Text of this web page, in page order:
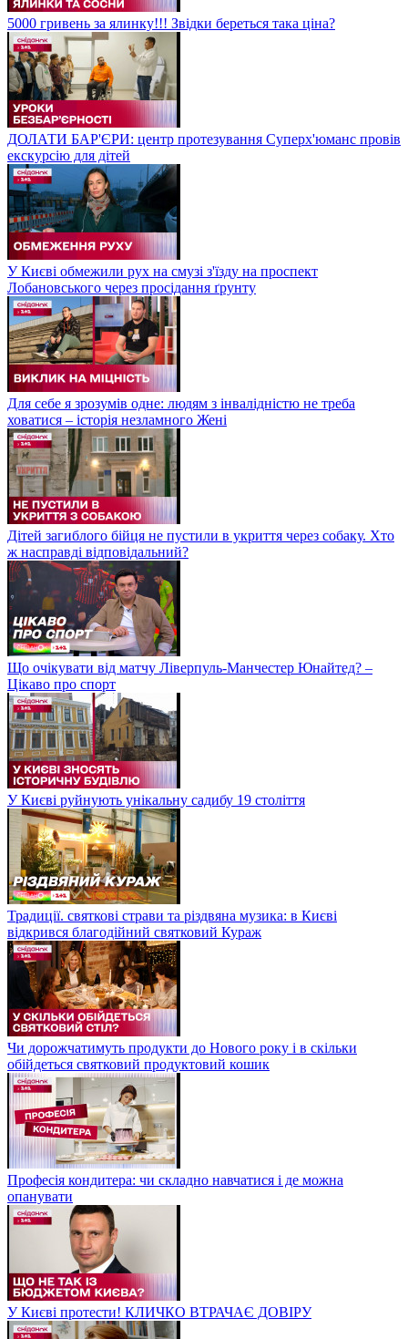
5000 гривень за ялинку!!! Звідки береться така ціна?
ДОЛАТИ БАР'ЄРИ: центр протезування Суперх'юманс провів
екскурсію для дітей
У Києві обмежили рух на смузі з'їзду на проспект
Лобановського через просідання ґрунту
Для себе я зрозумів одне: людям з інвалідністю не треба
ховатися – історія незламного Жені
Дітей загиблого бійця не пустили в укриття через собаку. Хто
ж насправді відповідальний?
Що очікувати від матчу Ліверпуль-Манчестер Юнайтед? –
Цікаво про спорт
У Києві руйнують унікальну садибу 19 століття
Традиції. святкові страви та різдвяна музика: в Києві
відкрився благодійний святковий Кураж
Чи дорожчатимуть продукти до Нового року і в скільки
обійдеться святковий продуктовий кошик
Професія кондитера: чи складно навчатися і де можна
опанувати
У Києві протести! КЛИЧКО ВТРАЧАЄ ДОВІРУ